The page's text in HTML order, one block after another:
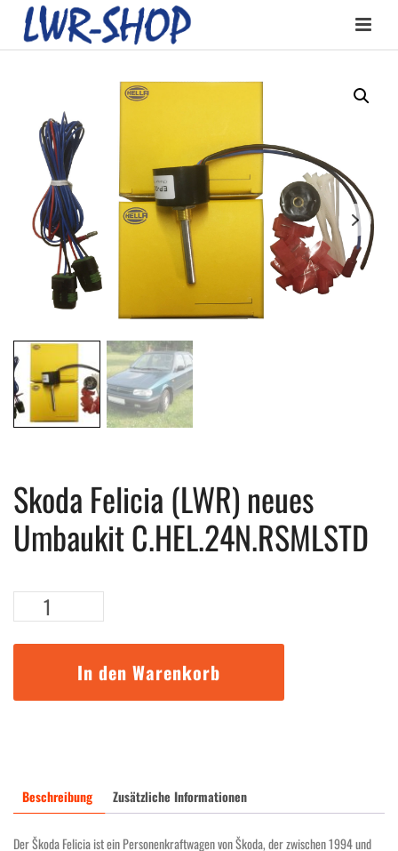
Skoda Felicia (LWR) neues
Umbaukit C.HEL.24N.RSMLSTD
Felicia
(LWR)
C.HEL.24N.RSMLSTD
In den Warenkorb
Beschreibung Zusätzliche Informationen
Der Škoda Felicia ist ein Personenkraftwagen von Škoda, der zwischen 1994 und